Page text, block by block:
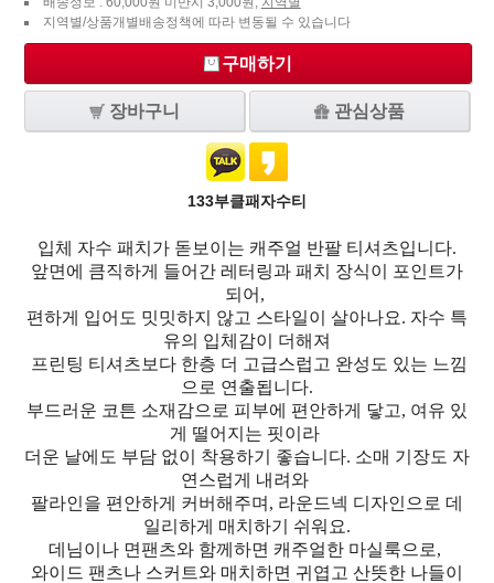
지역별/상품개별배송정책에 따라 변동될 수 있습니다
구매하기
장바구니 관심상품
133부클패자수티
입체 자수 패치가 돋보이는 캐주얼 반팔 티셔츠입니다.
앞면에 큼직하게 들어간 레터링과 패치 장식이 포인트가
되어,
편하게 입어도 밋밋하지 않고 스타일이 살아나요. 자수 특
유의 입체감이 더해져
프린팅 티셔츠보다 한층 더 고급스럽고 완성도 있는 느낌
으로 연출됩니다.
부드러운 코튼 소재감으로 피부에 편안하게 닿고, 여유 있
게 떨어지는 핏이라
더운 날에도 부담 없이 착용하기 좋습니다. 소매 기장도 자
연스럽게 내려와
팔라인을 편안하게 커버해주며, 라운드넥 디자인으로 데
일리하게 매치하기 쉬워요.
데님이나 면팬츠와 함께하면 캐주얼한 마실룩으로,
와이드 팬츠나 스커트와 매치하면 귀엽고 산뜻한 나들이